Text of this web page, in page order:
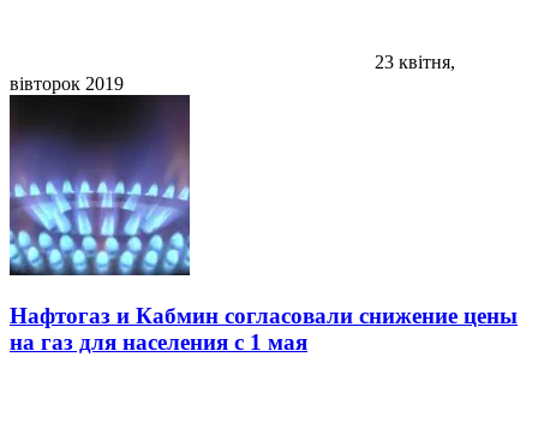
23 квітня,
вівторок 2019
Нафтогаз и Кабмин согласовали снижение цены
на газ для населения с 1 мая